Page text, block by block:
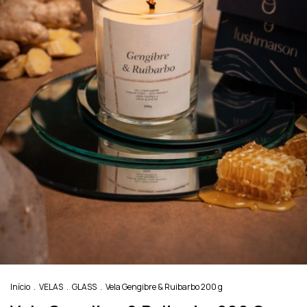
Início . VELAS . GLASS . Vela Gengibre & Ruibarbo 200 g